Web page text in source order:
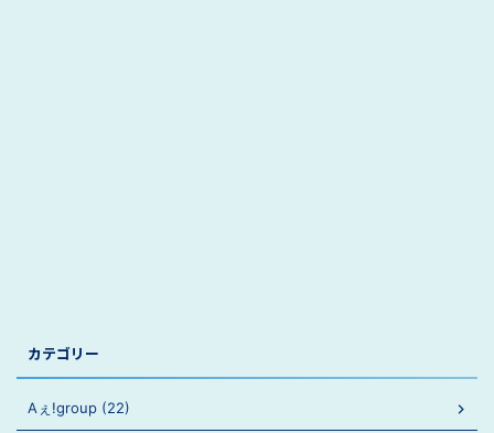
カテゴリー
Aぇ!group (22)